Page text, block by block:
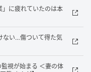
に疲れていたのは本
ない…傷ついて得た気
監視が始まる ＜妻の体